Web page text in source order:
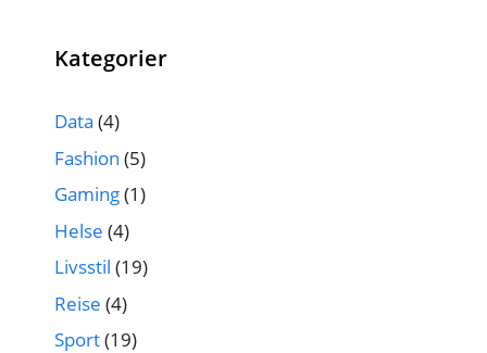
Kategorier
Data (4)
Fashion (5)
Gaming(1)
Helse (4)
Livsstil (19)
Reise (4)
Sport(19)